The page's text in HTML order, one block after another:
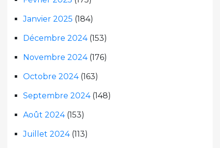
Janvier 2025 (184)
Décembre 2024(153)
Novembre 2024(176)
Octobre 2024(163)
Septembre 2024(148)
Août 2024(153)
Juillet 2024(113)